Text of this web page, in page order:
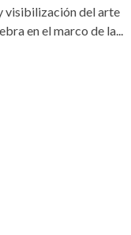
visibilización del arte
en el marco de la...